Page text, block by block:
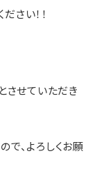
さい！！
させていただき
で、よろしくお願